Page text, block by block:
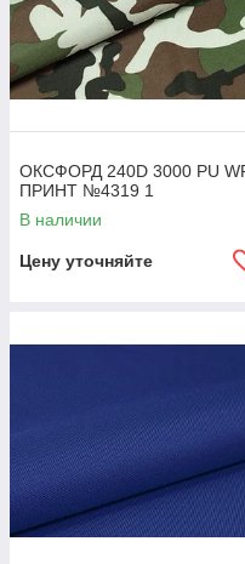
ОКСФОРД 240D 3000 PU
ПРИНТ №4319 1
В наличии
Цену уточняйте